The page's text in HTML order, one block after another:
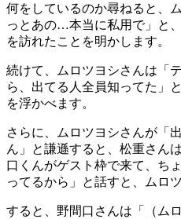
何をしているのか尋ねると、
っとあの…本当に私用で」と
を訪れたことを明かします。
続けて、ムロツヨシさんは「
ら、出てる人全員知ってた」
を浮かべます。
さらに、ムロツヨシさんが「
ん」と謙遜すると、松重さん
口くんがゲスト枠で来て、ち
ってるから」と話すと、ムロ
すると、野間口さんは「（ム